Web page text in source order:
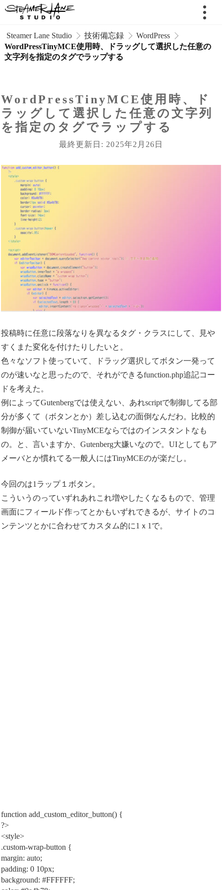
Steamer Lane Studio 技術備忘録
WordPress
WordPressTinyMCE使用時、ドラッグして選択した任意の
文字列を指定のタグでラップする
WordPressTinyMCE使用時、ド
ラッグして選択した任意の文字列
を指定のタグでラップする
最終更新日: 2025年2月26日
投稿時に任意に段落なりを異なるタグ・クラスにして、見や
すくまた変化を付けたりしたいと。
色々なソフト使っていて、ドラッグ選択してボタン一発って
のが速いなと思ったので、それができるfunction.php追記コー
ドを考えた。
例によってGutenbergでは使えない、あれscriptで制御してる部
分が多くて（ボタンとか）差し込むの面倒なんだわ。比較的
制御が届いていないTinyMCEならではのインスタントなも
の。と、言いますか、Gutenberg大嫌いなので。UIとしてもア
メーバとか慣れてる一般人にはTinyMCEのが楽だし。
今回のは1ラップ１ボタン。
こういうのっていずれあれこれ増やしたくなるもので、管理
画面にフィールド作ってとかもいずれできるが、サイトのコ
ンテンツとかに合わせてカスタム的に1ｘ1で。
function add_custom_editor_button() {
?>
<style>
.custom-wrap-button {
margin: auto;
padding: 0 10px;
background: #FFFFFF;